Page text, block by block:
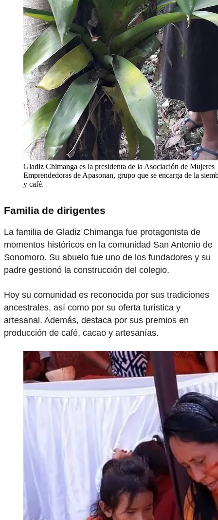
Gladiz Chimanga es la presidenta de la Asociación de Mujeres
Emprendedoras de Apasonan, grupo que se encarga de la
y café.
Familia de dirigentes
La familia de Gladiz Chimanga fue protagonista de
momentos históricos en la comunidad San Antonio de
Sonomoro. Su abuelo fue uno de los fundadores y su
padre gestionó la construcción del colegio.
Hoy su comunidad es reconocida por sus tradiciones
ancestrales, así como por su oferta turística y
artesanal. Además, destaca por sus premios en
producción de café, cacao y artesanías.